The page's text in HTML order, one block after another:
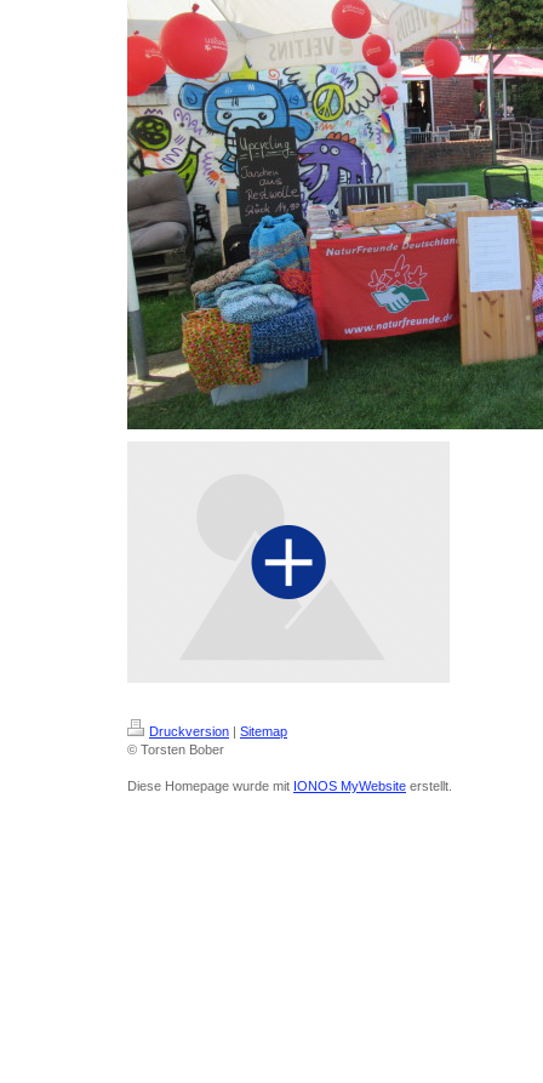
Druckversion | Sitemap
© Torsten Bober
Diese Homepage wurde mit IONOS MyWebsite erstellt.